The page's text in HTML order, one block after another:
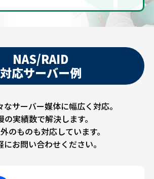
NAS/RAID
対応サーバー例
サーバー媒体に幅広く対応。
の実績数で解決します。
のものも対応しています。
にお問い合わせください。